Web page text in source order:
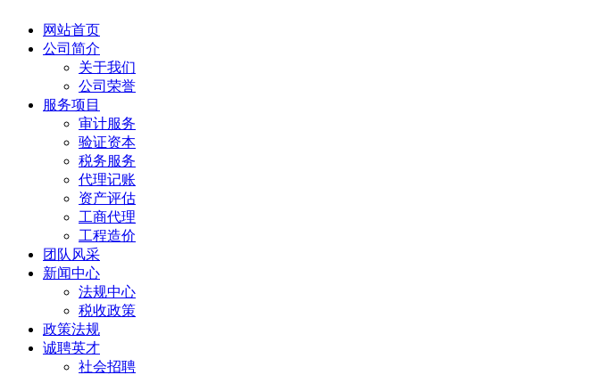
网站首页
公司简介
关于我们
公司荣誉
服务项目
审计服务
验证资本
税务服务
代理记账
资产评估
工商代理
工程造价
团队风采
新闻中心
法规中心
税收政策
政策法规
诚聘英才
社会招聘